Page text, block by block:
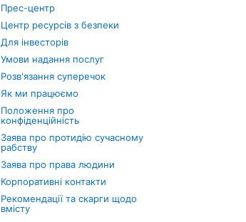
Прес-центр
Центр ресурсів з безпеки
Для інвесторів
Умови надання послуг
Розв'язання суперечок
Як ми працюємо
Положення про
конфіденційність
Заява про протидію сучасному
рабству
Заява про права людини
Корпоративні контакти
Рекомендації та скарги щодо
вмісту